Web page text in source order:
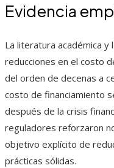
Evidencia
La literatura académica
reducciones en el costo
del orden de decenas a
costo de financiamiento
después de la crisis
reguladores reforzaron
objetivo explícito de
prácticas sólidas.